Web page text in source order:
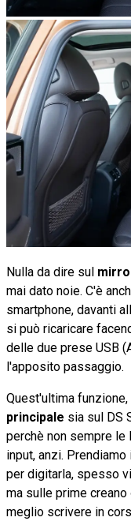
Nulla da dire sul
mai dato noie. C'è
smartphone, davanti
si può ricaricare
delle due prese USB
l'apposito passaggio.
Quest'ultima
principale sia sul DS
perchè non sempre
input, anzi.
per digitarla, spesso
ma sulle prime
meglio scrivere in